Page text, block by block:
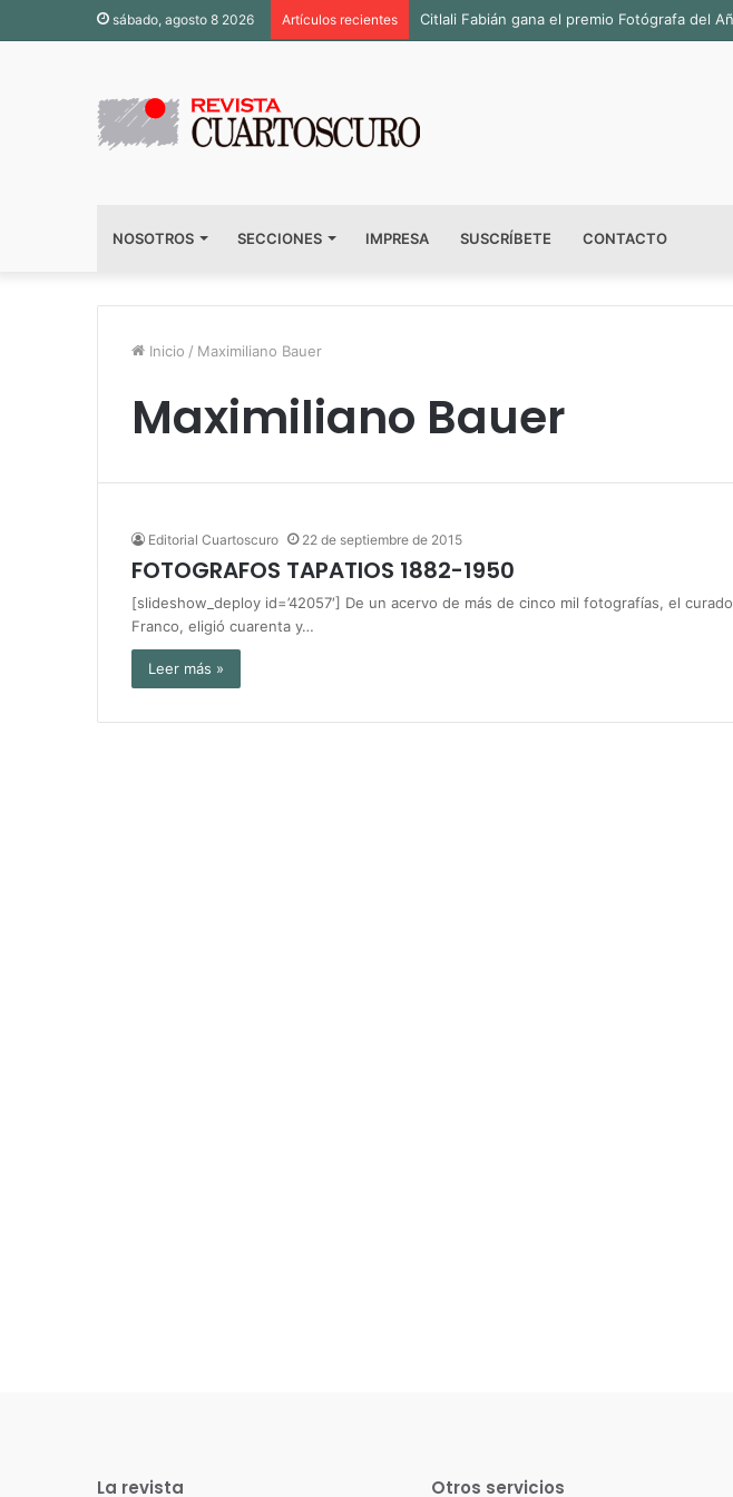
sábado, agosto 8 2026 Artículos recientes Citlali Fabián gana el premio Fotógrafa del
NOSOTROS SECCIONES IMPRESA SUSCRÍBETE CONTACTO
Inicio / Maximiliano Bauer
Maximiliano Bauer
Editorial Cuartoscuro 22 de septiembre de 2015
FOTOGRAFOS TAPATIOS 1882-1950
[slideshow_deploy id=’42057′] De un acervo de más de cinco mil fotografías, el
Franco, eligió cuarenta y…
Leer más »
La revista Otros servicios